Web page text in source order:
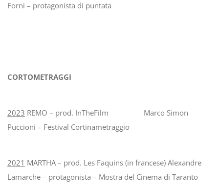
Forni – protagonista di puntata
CORTOMETRAGGI
2023 REMO – prod. InTheFilm Marco Simon
Puccioni – Festival Cortinametraggio
2021 MARTHA – prod. Les Faquins (in francese) Alexandre
Lamarche – protagonista – Mostra del Cinema di Taranto